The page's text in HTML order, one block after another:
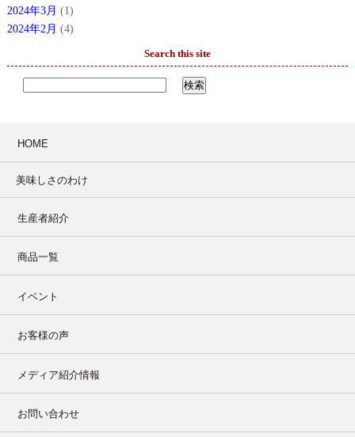
2024年3月 (1)
2024年2月 (4)
Search this site
HOME
美味しさのわけ
生産者紹介
商品一覧
イベント
お客様の声
メディア紹介情報
お問い合わせ